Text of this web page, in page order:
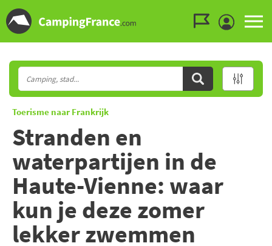
Toerisme naar Frankrijk
Stranden en
waterpartijen in de
Haute-Vienne: waar
kun je deze zomer
lekker zwemmen